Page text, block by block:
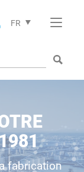
FR
fabrication